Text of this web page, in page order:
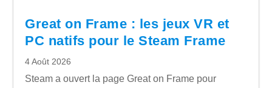
Great on Frame : les jeux VR et
PC natifs pour le Steam Frame
4 Août 2026
Steam a ouvert la page Great on Frame pour